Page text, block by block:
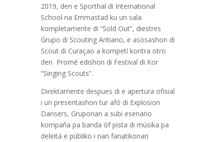
2019, den e Sporthal di International
School na Emmastad ku un sala
kompletamente di “Sold Out”, diestres
Grupo di Scouting Antiano, e asosashon di
Scout di Curaçao a kompetí kontra otro
den Promé edishon di Festival di Kor
“Singing Scouts”.
Direktamente despues di e apertura ofisial
i un presentashon tur afó di Explosion
Dansers, Gruponan a subi esenario
kompaña pa banda òf pista di músika pa
deleitá e públiko i nan fanatikonan